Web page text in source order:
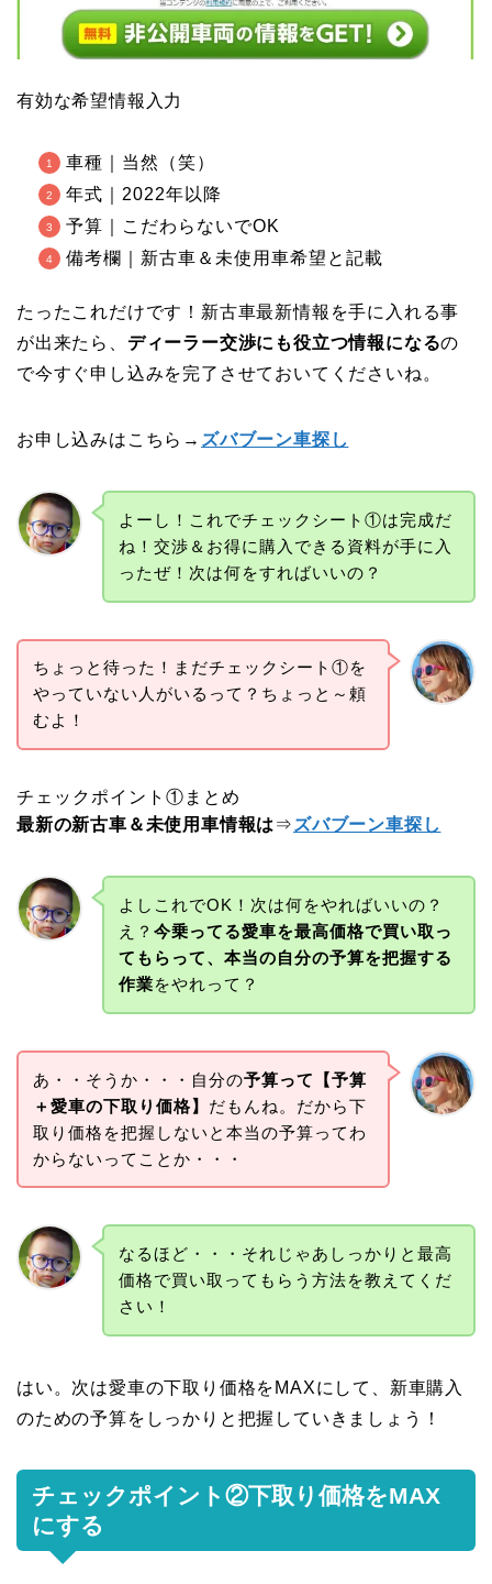
有効な希望情報入力
車種｜当然（笑）
年式｜2022年以降
予算｜こだわらないでOK
備考欄｜新古車＆未使用車希望と記載
たったこれだけです！新古車最新情報を手に入れる事
が出来たら、 ディーラー交渉にも役立つ情報になるの
で今すぐ申し込みを完了させておいてくださいね。
お申し込みはこちら→ ズバブーン車探し
よーし！これでチェックシート①は完成だ
ね！交渉＆お得に購入できる資料が手に入
ったぜ！次は何をすればいいの？
ちょっと待った！まだチェックシート①を
やっていない人がいるって？ちょっと～頼
むよ！
チェックポイント①まとめ
最新の新古車＆未使用車情報は ⇒ ズバブーン車探し
よしこれでOK！次は何をやればいいの？
え？ 今乗ってる愛車を最高価格で買い取っ
てもらって、本当の自分の予算を把握する
作業をやれって？
あ・・そうか・・・自分の予算って【予算
＋愛車の下取り価格】 だもんね。だから下
取り価格を把握しないと本当の予算ってわ
からないってことか・・・
なるほど・・・それじゃあしっかりと最高
価格で買い取ってもらう方法を教えてくだ
さい！
はい。次は愛車の下取り価格をMAXにして、新車購入
のための予算をしっかりと把握していきましょう！
チェックポイント②下取り価格をMAX
にする